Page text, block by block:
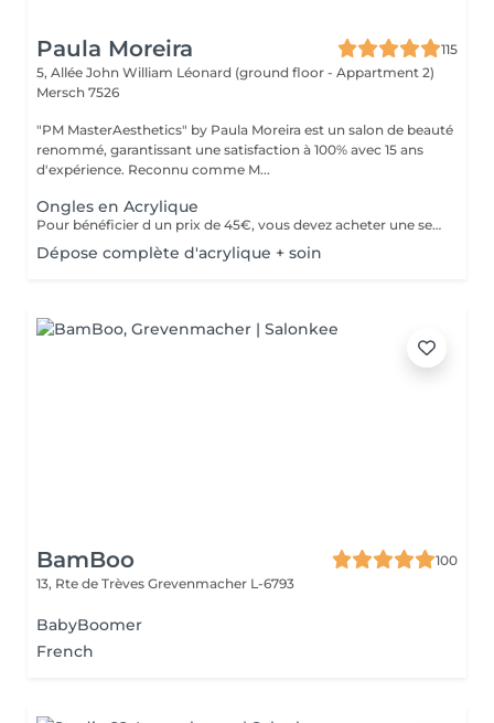
Paula Moreira
115
5, Allée John William Léonard (ground floor - Appartment 2)
Mersch 7526
"PM MasterAesthetics" by Paula Moreira est un salon de beauté
renommé, garantissant une satisfaction à 100% avec 15 ans
d'expérience. Reconnu comme M...
Ongles en Acrylique
Pour bénéficier d un prix de 45€, vous devez acheter une seule fois le kit individuel comprenant tout le matériel non jetable nécessaire , qui sera conserve pour nous pour de futurs rendez-vous, garantissant ainsi une meilleure hygiène.* *renouvelabre chaque année.
Dépose complète d'acrylique + soin
BamBoo
100
13, Rte de Trèves Grevenmacher L-6793
BabyBoomer
French